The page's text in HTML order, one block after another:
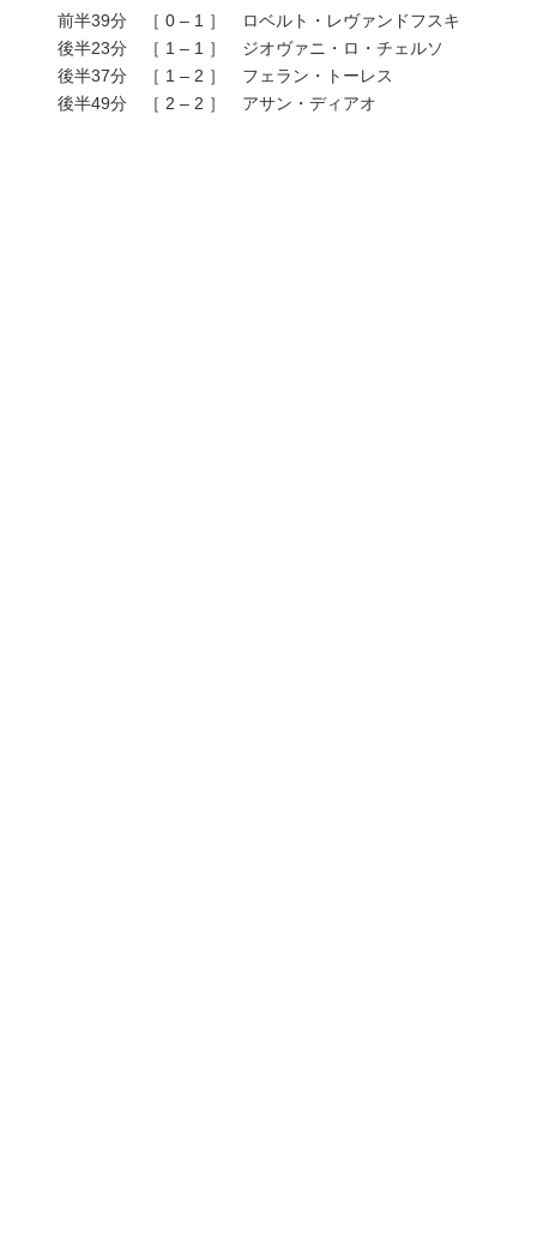
前半39分 ［ 0 – 1 ］ ロベルト・レヴァンドフスキ
後半23分 ［ 1 – 1 ］ ジオヴァニ・ロ・チェルソ
後半37分 ［ 1 – 2 ］ フェラン・トーレス
後半49分 ［ 2 – 2 ］ アサン・ディアオ